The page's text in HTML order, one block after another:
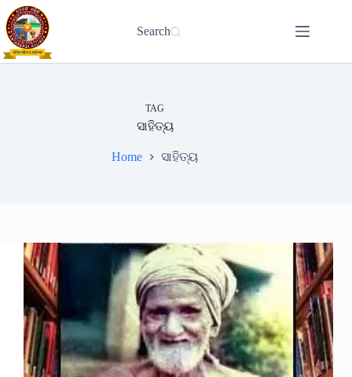
Skip
to
content
Search
TAG
ସାହିତ୍ୟ
Home ସାହିତ୍ୟ